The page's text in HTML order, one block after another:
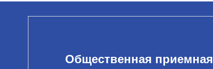
Общественная приемная